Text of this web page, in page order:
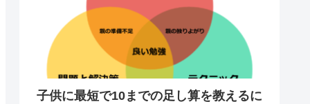
子供に最短で10までの足し算を教えるに